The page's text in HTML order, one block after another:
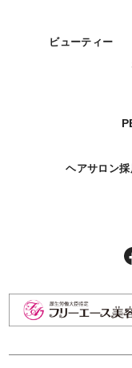
ビューティー
ヘアサロン